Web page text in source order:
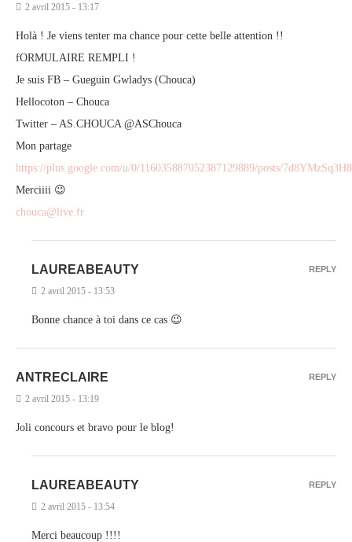
2 avril 2015 - 13:17
Holà ! Je viens tenter ma chance pour cette belle attention !!
fORMULAIRE REMPLI !
Je suis FB – Gueguin Gwladys (Chouca)
Hellocoton – Chouca
Twitter – AS.CHOUCA @ASChouca
Mon partage
https://plus.google.com/u/0/116035887052387129889/posts/7d8YMzSq3H8
Merciiii 😉
chouca@live.fr
LAUREABEAUTY
2 avril 2015 - 13:53
Bonne chance à toi dans ce cas 😉
REPLY
ANTRECLAIRE
2 avril 2015 - 13:19
Joli concours et bravo pour le blog!
REPLY
LAUREABEAUTY
2 avril 2015 - 13:54
Merci beaucoup !!!!
REPLY